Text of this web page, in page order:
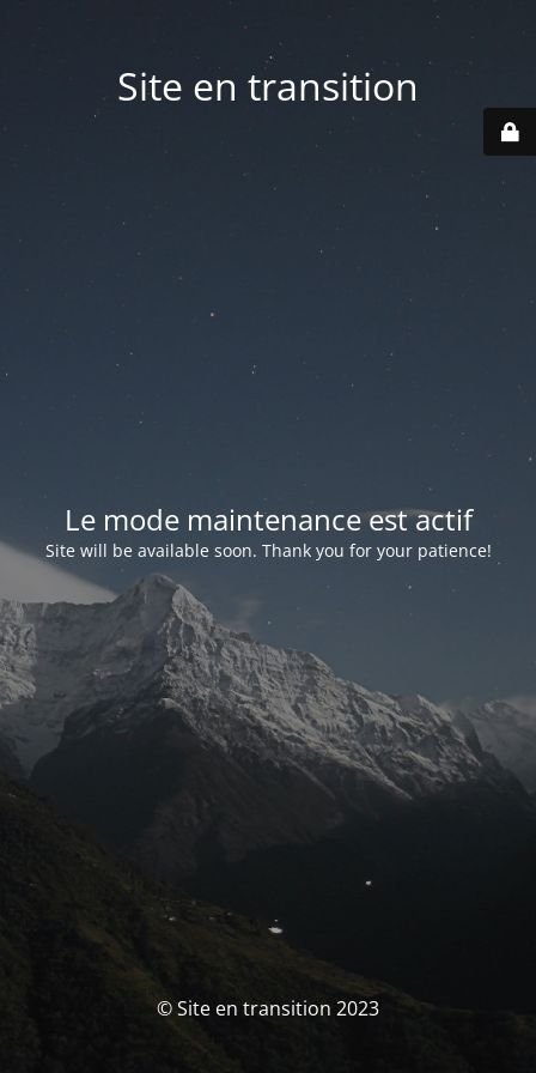
Site en transition
Le mode maintenance est actif
Site will be available soon. Thank you for your patience!
© Site en transition 2023